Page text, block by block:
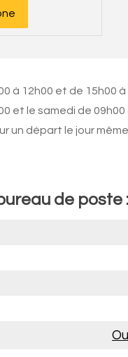
à 12h00 et de 15h00 à
et le samedi de
un départ le jour
de poste